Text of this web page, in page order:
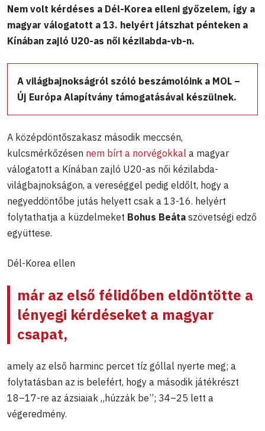
Nem volt kérdéses a Dél-Korea elleni győzelem, így a
magyar válogatott a 13. helyért játszhat pénteken a
Kínában zajló U20-as női kézilabda-vb-n.
A világbajnokságról szóló beszámolóink a MOL –
Új Európa Alapítvány támogatásával készülnek.
A középdöntőszakasz második meccsén,
kulcsmérkőzésen nem bírt a norvégokkal a magyar
válogatott a Kínában zajló U20-as női kézilabda-
világbajnokságon, a vereséggel pedig eldőlt, hogy a
negyeddöntőbe jutás helyett csak a 13-16. helyért
folytathatja a küzdelmeket Bohus Beáta szövetségi edző
együttese.
Dél-Korea ellen
már az első félidőben eldöntötte a
lényegi kérdéseket a magyar
csapat,
amely az első harminc percet tíz góllal nyerte meg; a
folytatásban az is belefért, hogy a második játékrészt
18–17-re az ázsiaiak „húzzák be”; 34–25 lett a
végeredmény.